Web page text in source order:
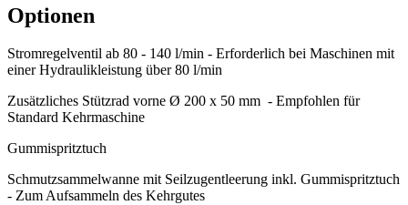
Optionen
Stromregelventil ab 80 - 140 l/min - Erforderlich bei Maschinen mit
einer Hydraulikleistung über 80 l/min
Zusätzliches Stützrad vorne Ø 200 x 50 mm - Empfohlen für
Standard Kehrmaschine
Gummispritztuch
Schmutzsammelwanne mit Seilzugentleerung inkl. Gummispritztuch
- Zum Aufsammeln des Kehrgutes